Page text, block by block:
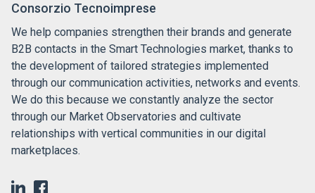
Consorzio Tecnoimprese
We help companies strengthen their brands and generate
B2B contacts in the Smart Technologies market, thanks to
the development of tailored strategies implemented
through our communication activities, networks and events.
We do this because we constantly analyze the sector
through our Market Observatories and cultivate
relationships with vertical communities in our digital
marketplaces.